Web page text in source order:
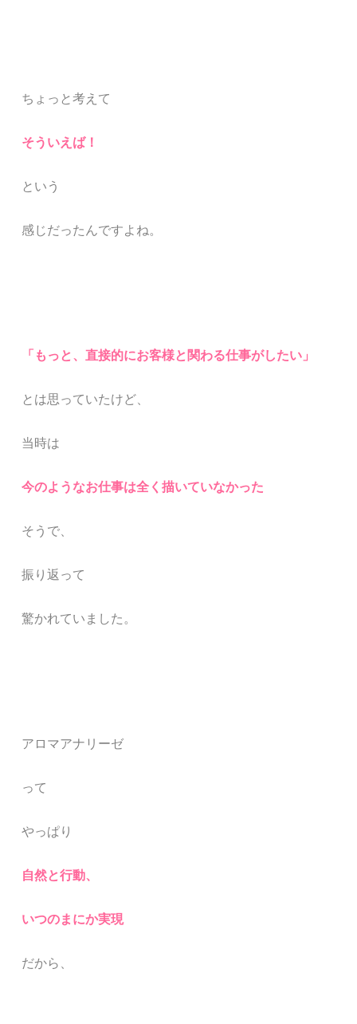
ちょっと考えて
そういえば！
という
感じだったんですよね。
「もっと、直接的にお客様と関わる仕事がしたい 」
とは思っていたけど、
当時は
今のようなお仕事は全く描いていなかった
そうで、
振り返って
驚かれていました。
アロマアナリーゼ
って
やっぱり
自然と行動、
いつのまにか実現
だから、